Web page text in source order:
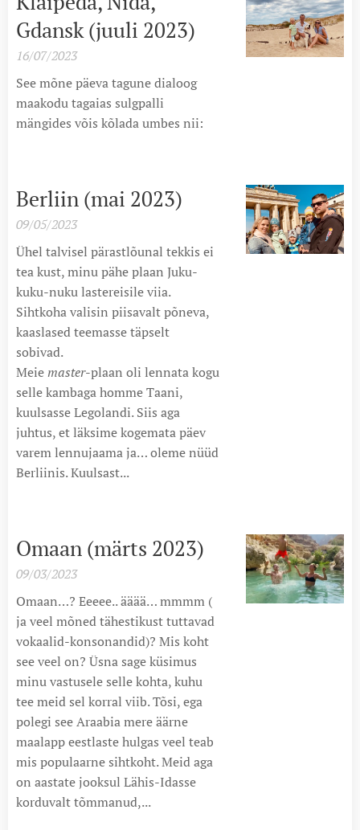
Gdansk (juuli 2023)
16/07/2023
See mõne päeva tagune dialoog
maakodu tagaias sulgpalli
mängides võis kõlada umbes nii:
Berliin (mai 2023)
09/05/2023
Ühel talvisel pärastlõunal tekkis ei
tea kust, minu pähe plaan Juku-
kuku-nuku lastereisile viia.
Sihtkoha valisin piisavalt põneva,
kaaslased teemasse täpselt
sobivad.
Meiemaster-plaan oli lennata kogu
selle kambaga homme Taani,
kuulsasse Legolandi. Siis aga
juhtus, et läksime kogemata päev
varem lennujaama ja… oleme nüüd
Berliinis. Kuulsast...
Omaan (märts 2023)
09/03/2023
Omaan…? Eeeee.. ääää… mmmm (
ja veel mõned tähestikust tuttavad
vokaalid-konsonandid)? Mis koht
see veel on? Üsna sage küsimus
minu vastusele selle kohta, kuhu
tee meid sel korral viib. Tõsi, ega
polegi see Araabia mere äärne
maalapp eestlaste hulgas veel teab
mis populaarne sihtkoht. Meid aga
on aastate jooksul Lähis-Idasse
korduvalt tõmmanud,...